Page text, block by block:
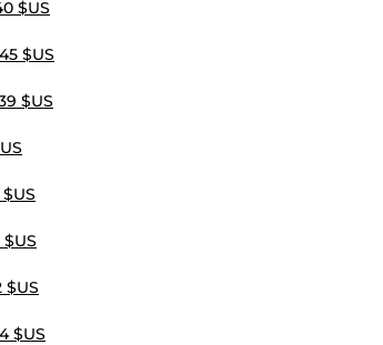
$US
$US
$US
$US
$US
$US